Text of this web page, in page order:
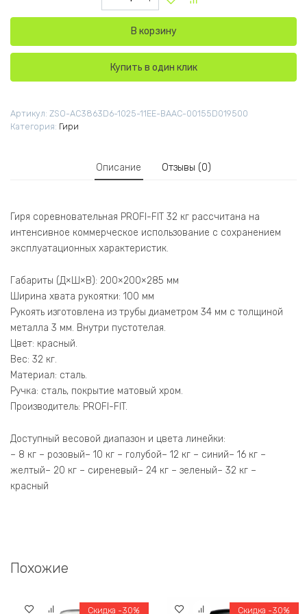
В корзину
Купить в один клик
Артикул: ZSO-AC3863D6-1025-11EE-BAAC-00155D019500
Категория: Гири
Описание Отзывы (0)
Гиря соревновательная PROFI-FIT 32 кг рассчитана на
интенсивное коммерческое использование с сохранением
эксплуатационных характеристик.
Габариты (Д×Ш×В): 200×200×285 мм
Ширина хвата рукоятки: 100 мм
Рукоять изготовлена из трубы диаметром 34 мм с толщиной
металла 3 мм. Внутри пустотелая.
Цвет: красный.
Вес: 32 кг.
Материал: сталь.
Ручка: сталь, покрытие матовый хром.
Производитель: PROFI-FIT.
Доступный весовой диапазон и цвета линейки:
– 8 кг – розовый– 10 кг – голубой– 12 кг – синий– 16 кг –
желтый– 20 кг – сиреневый– 24 кг – зеленый– 32 кг –
красный
Похожие
Скидка -30% Скидка -30%